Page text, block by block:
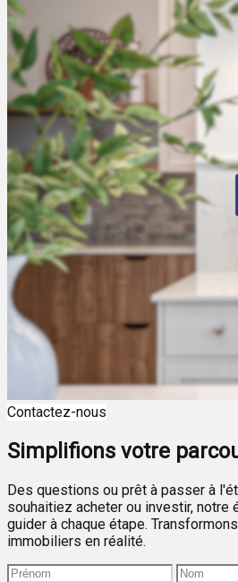
Contactez-nous
Simplifions votre
Des questions ou prêt à passer à
souhaitiez acheter ou investir, notre
guider à chaque étape.
immobiliers en réalité.